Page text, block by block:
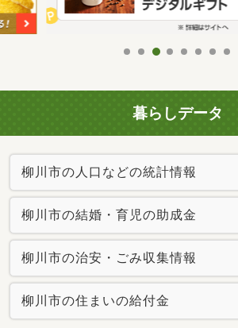
暮らしデータ
柳川市の人口などの統計情報
柳川市の結婚・育児の助成金
柳川市の治安・ごみ収集情報
柳川市の住まいの給付金